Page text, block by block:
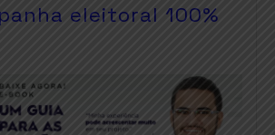
eleitoral 100%